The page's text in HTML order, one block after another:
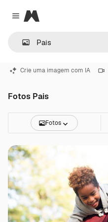
Close menu
Magnific
Crie uma imagem com IA
Fotos Pais
Fotos